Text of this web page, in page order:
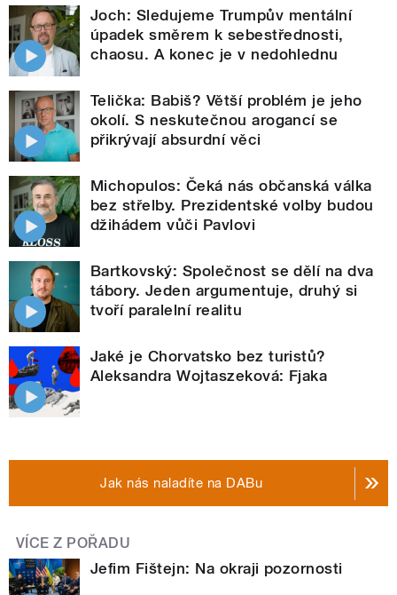
Joch: Sledujeme Trumpův mentální
úpadek směrem k sebestřednosti,
chaosu. A konec je v nedohlednu
Telička: Babiš? Větší problém je jeho
okolí. S neskutečnou arogancí se
přikrývají absurdní věci
Michopulos: Čeká nás občanská válka
bez střelby. Prezidentské volby budou
džihádem vůči Pavlovi
Bartkovský: Společnost se dělí na dva
tábory. Jeden argumentuje, druhý si
tvoří paralelní realitu
Jaké je Chorvatsko bez turistů?
Aleksandra Wojtaszeková: Fjaka
Jak nás naladíte na DABu
VÍCE Z POŘADU
Jefim Fištejn: Na okraji pozornosti